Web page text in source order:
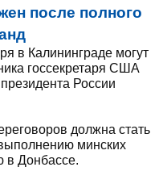
после полного
в Калининграде могут
госсекретаря США
России
должна стать
минских
в Донбассе.